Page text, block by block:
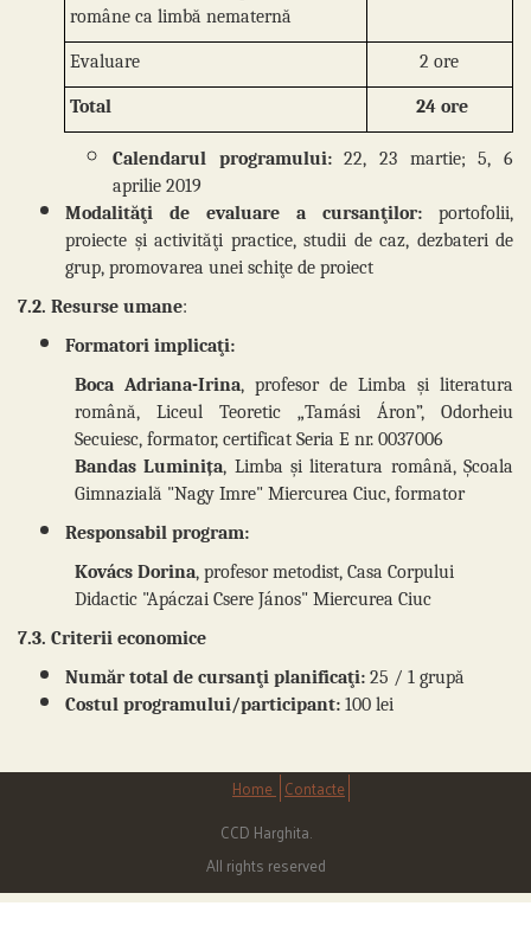
române ca limbă nematernă
Evaluare 2 ore
Total 24 ore
Calendarul programului: 22, 23 martie; 5, 6
aprilie 2019
Modalităţi de evaluare a cursanţilor: portofolii,
proiecte şi activităţi practice, studii de caz, dezbateri de
grup, promovarea unei schiţe de proiect
7.2. Resurse umane:
Formatori implicaţi:
Boca Adriana-Irina, profesor de Limba și literatura
română, Liceul Teoretic „Tamási Áron”, Odorheiu
Secuiesc, formator, certificat Seria E nr. 0037006
Bandas Luminița, Limba și literatura română, Școala
Gimnazială "Nagy Imre" Miercurea Ciuc, formator
Responsabil program:
Kovács Dorina, profesor metodist, Casa Corpului
Didactic "Apáczai Csere János" Miercurea Ciuc
7.3. Criterii economice
Număr total de cursanţi planificaţi: 25 / 1 grupă
Costul programului/participant: 100 lei
Home Contacte
CCD Harghita.
All rights reserved